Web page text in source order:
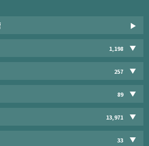
1,198
257
89
13,971
33